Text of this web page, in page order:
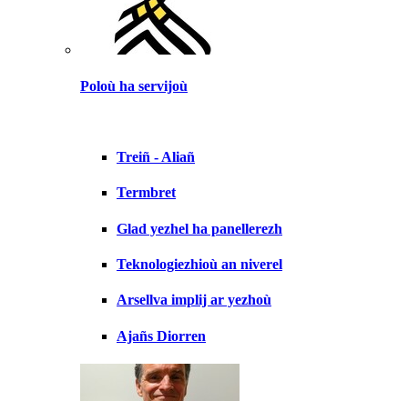
Poloù ha servijoù
Treiñ - Aliañ
Termbret
Glad yezhel ha panellerezh
Teknologiezhioù an niverel
Arsellva implij ar yezhoù
Ajañs Diorren